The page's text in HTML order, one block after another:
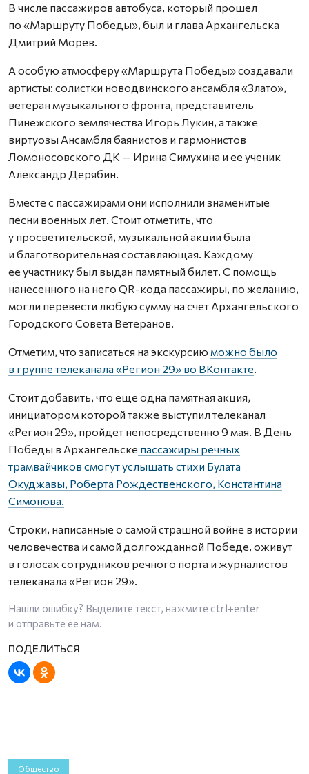
В числе пассажиров автобуса, который прошел
по «Маршруту Победы», был и глава Архангельска
Дмитрий Морев.
А особую атмосферу «Маршрута Победы» создавали
артисты: солистки новодвинского ансамбля «Злато»,
ветеран музыкального фронта, представитель
Пинежского землячества Игорь Лукин, а также
виртуозы Ансамбля баянистов и гармонистов
Ломоносовского ДК — Ирина Симухина и ее ученик
Александр Дерябин.
Вместе с пассажирами они исполнили знаменитые
песни военных лет. Стоит отметить, что
у просветительской, музыкальной акции была
и благотворительная составляющая. Каждому
ее участнику был выдан памятный билет. С помощь
нанесенного на него QR-кода пассажиры, по желанию,
могли перевести любую сумму на счет Архангельского
Городского Совета Ветеранов.
Отметим, что записаться на экскурсию можно было
в группе телеканала «Регион 29» во ВКонтакте.
Стоит добавить, что еще одна памятная акция,
инициатором которой также выступил телеканал
«Регион 29», пройдет непосредственно 9 мая. В День
Победы в Архангельске пассажиры речных
трамвайчиков смогут услышать стихи Булата
Окуджавы, Роберта Рождественского, Константина
Симонова.
Строки, написанные о самой страшной войне в истории
человечества и самой долгожданной Победе, оживут
в голосах сотрудников речного порта и журналистов
телеканала «Регион 29».
Нашли ошибку? Выделите текст, нажмите ctrl+enter
и отправьте ее нам.
Общество